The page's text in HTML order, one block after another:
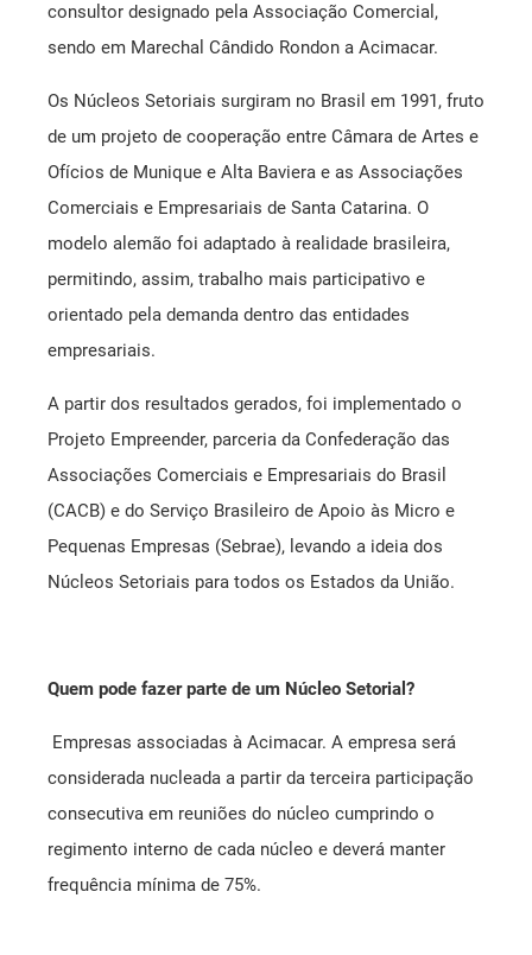
consultor designado pela Associação Comercial,
sendo em Marechal Cândido Rondon a Acimacar.
Os Núcleos Setoriais surgiram no Brasil em 1991, fruto
de um projeto de cooperação entre Câmara de Artes e
Ofícios de Munique e Alta Baviera e as Associações
Comerciais e Empresariais de Santa Catarina. O
modelo alemão foi adaptado à realidade brasileira,
permitindo, assim, trabalho mais participativo e
orientado pela demanda dentro das entidades
empresariais.
A partir dos resultados gerados, foi implementado o
Projeto Empreender, parceria da Confederação das
Associações Comerciais e Empresariais do Brasil
(CACB) e do Serviço Brasileiro de Apoio às Micro e
Pequenas Empresas (Sebrae), levando a ideia dos
Núcleos Setoriais para todos os Estados da União.
Quem pode fazer parte de um Núcleo Setorial?
Empresas associadas à Acimacar. A empresa será
considerada nucleada a partir da terceira participação
consecutiva em reuniões do núcleo cumprindo o
regimento interno de cada núcleo e deverá manter
frequência mínima de 75%.
Mensagem Motivacional
Registro de Marcas
Saúde Livre Vacinas
Saúde Ocupacional